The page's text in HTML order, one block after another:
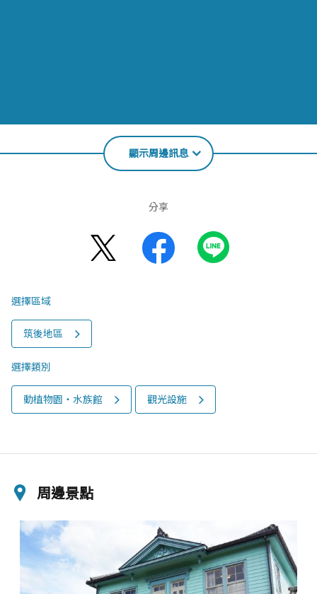
顯示周邊訊息
分享
選擇區域
筑後地區
選擇類別
動植物園‧水族館 觀光設施
周邊景點